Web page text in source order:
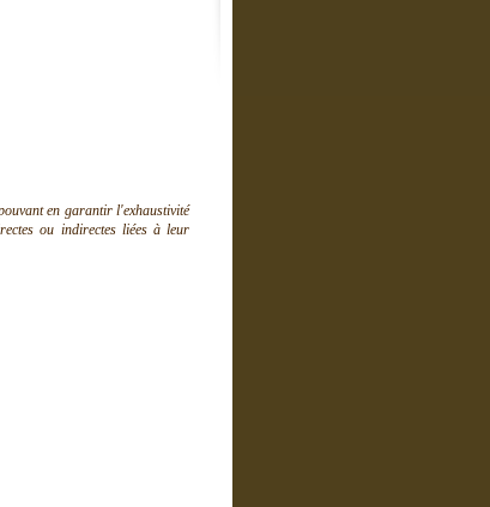
en garantir l'exhaustivité
ou indirectes liées à leur